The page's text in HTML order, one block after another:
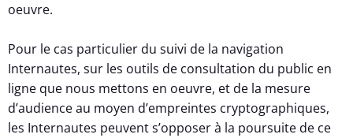
oeuvre.
Pour le cas particulier du suivi de la navigation
Internautes, sur les outils de consultation du public en
ligne que nous mettons en oeuvre, et de la mesure
d’audience au moyen d’empreintes cryptographiques,
les Internautes peuvent s’opposer à la poursuite de ce